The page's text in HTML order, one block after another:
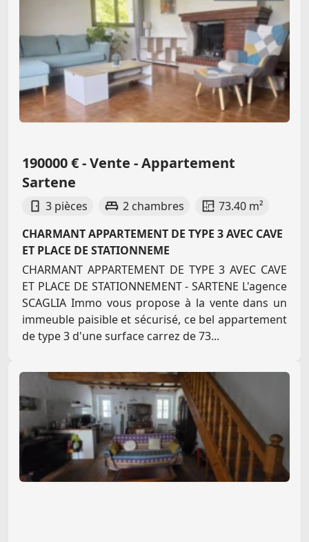
190000 € - Vente - Appartement
Sartene
3 pièces 2 chambres
73.40 m²
CHARMANT APPARTEMENT DE TYPE 3 AVEC CAVE
ET PLACE DE STATIONNEME
CHARMANT APPARTEMENT DE TYPE 3 AVEC CAVE
ET PLACE DE STATIONNEMENT - SARTENE L'agence
SCAGLIA Immo vous propose à la vente dans un
immeuble paisible et sécurisé, ce bel appartement
de type 3 d'une surface carrez de 73...